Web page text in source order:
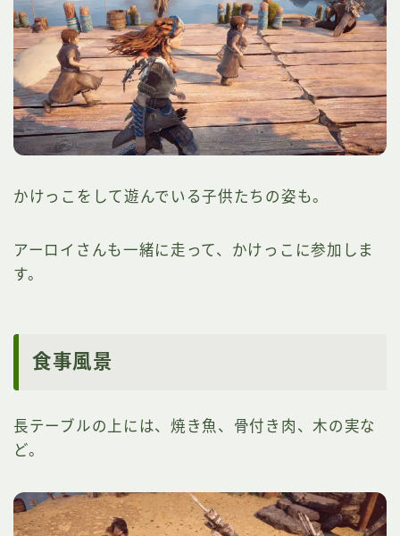
かけっこをして遊んでいる子供たちの姿も。
アーロイさんも一緒に走って、かけっこに参加しま
す。
食事風景
長テーブルの上には、焼き魚、骨付き肉、木の実な
ど。